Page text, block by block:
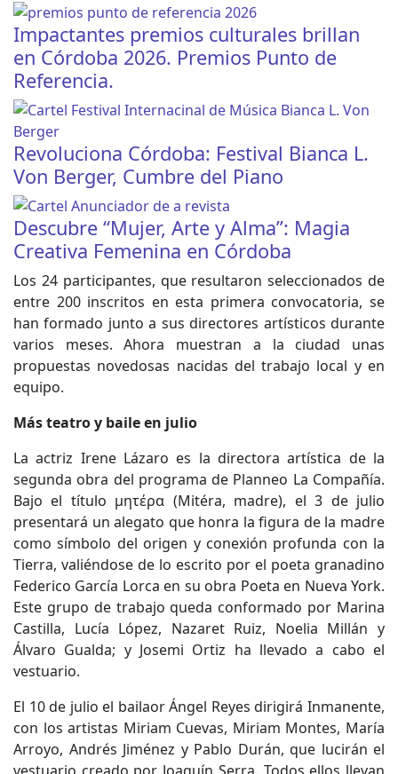
Impactantes premios culturales brillan
en Córdoba 2026. Premios Punto de
Referencia.
Revoluciona Córdoba: Festival Bianca L.
Von Berger, Cumbre del Piano
Descubre “Mujer, Arte y Alma”: Magia
Creativa Femenina en Córdoba
Los 24 participantes, que resultaron seleccionados de
entre 200 inscritos en esta primera convocatoria, se
han formado junto a sus directores artísticos durante
varios meses. Ahora muestran a la ciudad unas
propuestas novedosas nacidas del trabajo local y en
equipo.
Más teatro y baile en julio
La actriz Irene Lázaro es la directora artística de la
segunda obra del programa de Planneo La Compañía.
Bajo el título μητέρα (Mitéra, madre), el 3 de julio
presentará un alegato que honra la figura de la madre
como símbolo del origen y conexión profunda con la
Tierra, valiéndose de lo escrito por el poeta granadino
Federico García Lorca en su obra Poeta en Nueva York.
Este grupo de trabajo queda conformado por Marina
Castilla, Lucía López, Nazaret Ruiz, Noelia Millán y
Álvaro Gualda; y Josemi Ortiz ha llevado a cabo el
vestuario.
El 10 de julio el bailaor Ángel Reyes dirigirá Inmanente,
con los artistas Miriam Cuevas, Miriam Montes, María
Arroyo, Andrés Jiménez y Pablo Durán, que lucirán el